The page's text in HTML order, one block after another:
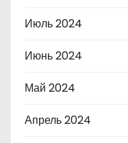
Июль 2024
Июнь 2024
Май 2024
Апрель 2024